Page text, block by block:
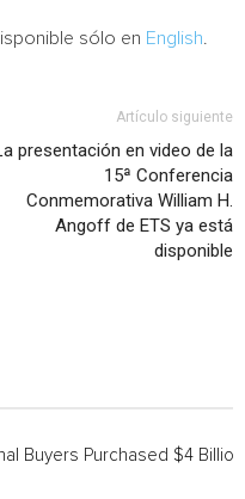
sólo en English
Artículo siguiente
presentación en video de la
15ª Conferencia
Conmemorativa William H.
Angoff de ETS ya está
disponible
Buyers Purchased $4 Billion